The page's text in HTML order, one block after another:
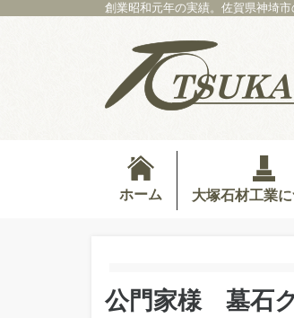
創業昭和元年の実績。佐賀県神埼
ホーム 大塚石材工業
公門家様 墓石